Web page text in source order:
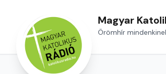
Magyar
Örömhír